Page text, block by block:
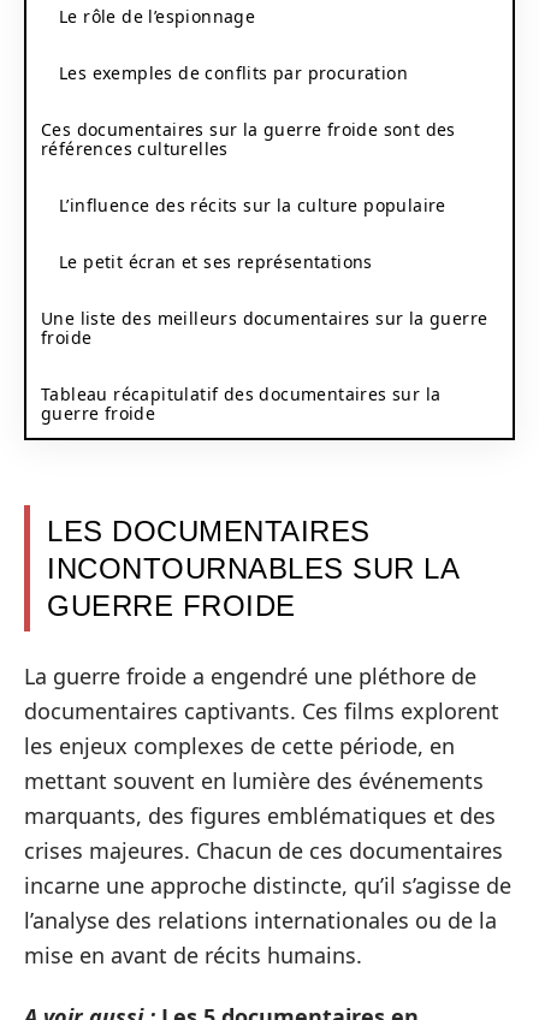
Le rôle de l’espionnage
Les exemples de conflits par procuration
Ces documentaires sur la guerre froide sont des
références culturelles
L’influence des récits sur la culture populaire
Le petit écran et ses représentations
Une liste des meilleurs documentaires sur la guerre
froide
Tableau récapitulatif des documentaires sur la
guerre froide
LES DOCUMENTAIRES
INCONTOURNABLES SUR LA
GUERRE FROIDE
La guerre froide a engendré une pléthore de
documentaires captivants. Ces films explorent
les enjeux complexes de cette période, en
mettant souvent en lumière des événements
marquants, des figures emblématiques et des
crises majeures. Chacun de ces documentaires
incarne une approche distincte, qu’il s’agisse de
l’analyse des relations internationales ou de la
mise en avant de récits humains.